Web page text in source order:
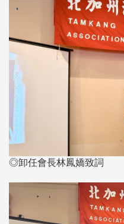
◎卸任會長林鳳嬌致詞